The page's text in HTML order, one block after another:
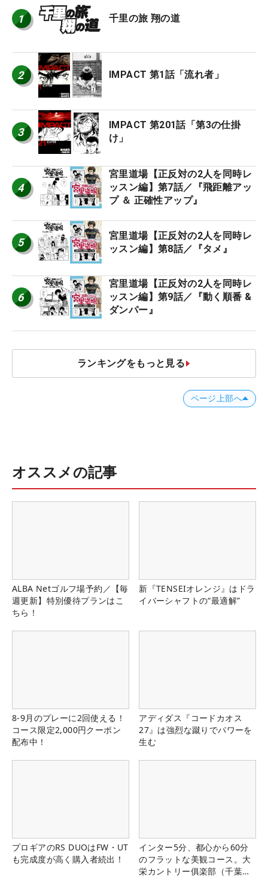
1 千里の旅 翔の道
2 IMPACT 第1話「流れ者」
3
IMPACT 第201話「第3の仕掛
け」
4
宮里道場【正反対の2人を同時レ
ッスン編】第7話／『飛距離アッ
プ ＆ 正確性アップ』
5
宮里道場【正反対の2人を同時レ
ッスン編】第8話／『タメ』
6
宮里道場【正反対の2人を同時レ
ッスン編】第9話／『動く順番 &
ダンパー』
ランキングをもっと見る
ページ上部へ
オススメの記事
ALBA Netゴルフ場予約／【毎
週更新】特別優待プランはこ
ちら！
新『TENSEIオレンジ』はドラ
イバーシャフトの“最適解”
8-9月のプレーに2回使える！
コース限定2,000円クーポン
配布中！
アディダス『コードカオス
27』は強烈な蹴りでパワーを
生む
プロギアのRS DUOはFW・UT
も完成度が高く購入者続出！
インター5分、都心から60分
のフラットな美観コース。大
栄カントリー俱楽部（千葉